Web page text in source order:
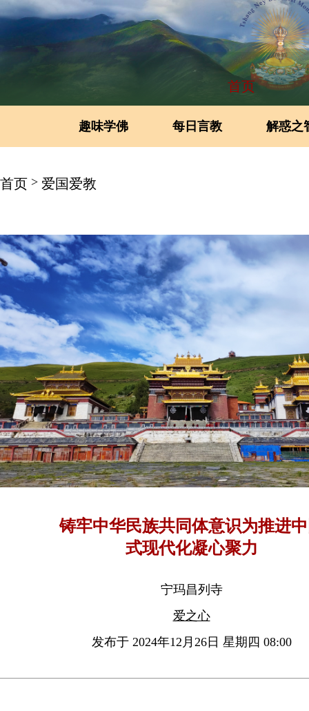
首页
趣味学佛 每日言教 解惑之
首页 > 爱国爱教
铸牢中华民族共同体意识为推进
式现代化凝心聚力
宁玛昌列寺
爱之心
发布于 2024年12月26日 星期四 08:00